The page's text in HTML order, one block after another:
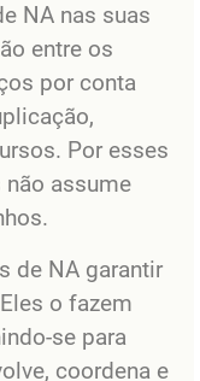
NA nas suas
entre os
por conta
Por esses
assume
de NA garantir
o fazem
se para
coordena e